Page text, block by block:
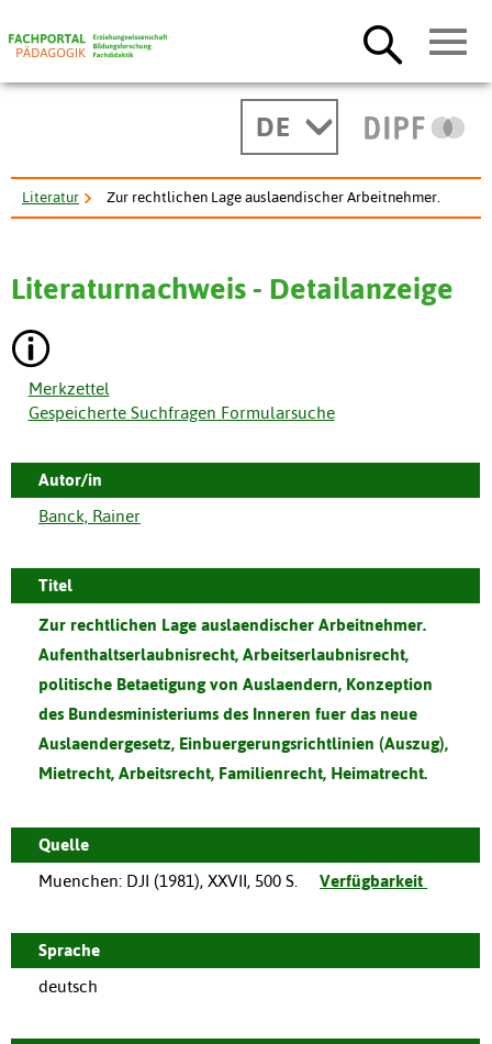
DE
Literatur Zur rechtlichen Lage auslaendischer Arbeitnehmer.
Literaturnachweis - Detailanzeige
Merkzettel
Gespeicherte Suchfragen Formularsuche
Autor/in
Banck, Rainer
Titel
Zur rechtlichen Lage auslaendischer Arbeitnehmer.
Aufenthaltserlaubnisrecht, Arbeitserlaubnisrecht,
politische Betaetigung von Auslaendern, Konzeption
des Bundesministeriums des Inneren fuer das neue
Auslaendergesetz, Einbuergerungsrichtlinien (Auszug),
Mietrecht, Arbeitsrecht, Familienrecht, Heimatrecht.
Quelle
Muenchen: DJI (1981), XXVII, 500 S. Verfügbarkeit
Sprache
deutsch